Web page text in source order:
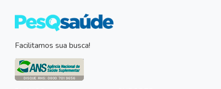
LABORATÓRIOS
BLOG
MAIS…
Facilitamos sua busca!